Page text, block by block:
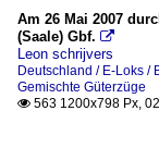
Am 26 Mai 2007
(Saale) Gbf. 
Leon schrijvers
Deutschland / E-Loks /
Gemischte Güterzüge
 563 1200x798 Px,